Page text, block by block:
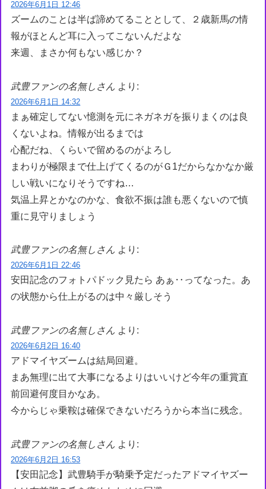
2026年6月1日 12:46
ズームのことは半ば諦めてることとして、２歳新馬の情
報がほとんど耳に入ってこないんだよな
来週、まさか何もない感じか？
武豊ファンの名無しさん より:
2026年6月1日 14:32
まぁ確定してない憶測を元にネガネガを振りまくのは良
くないよね。情報が出るまでは
心配だね、くらいで留めるのがよろし
まわりが極限まで仕上げてくるのがＧ1だからなかなか厳
しい戦いになりそうですね…
気温上昇とかなのかな、食欲不振は誰も悪くないので慎
重に見守りましょう
武豊ファンの名無しさん より:
2026年6月1日 22:46
安田記念のフォトパドック見たら あぁ‥ってなった。あ
の状態から仕上がるのは中々厳しそう
武豊ファンの名無しさん より:
2026年6月2日 16:40
アドマイヤズームは結局回避。
まあ無理に出て大事になるよりはいいけど今年の重賞直
前回避何度目かなあ。
今からじゃ乗鞍は確保できないだろうから本当に残念。
武豊ファンの名無しさん より:
2026年6月2日 16:53
【安田記念】武豊騎手が騎乗予定だったアドマイヤズー